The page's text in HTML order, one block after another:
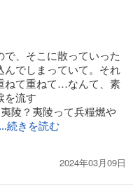
、そこに散っていった
んでしまっていて。それ
ねて重ねて…なんて、素
を流す
陵？夷陵って兵糧燃や
...続きを読む
2024年03月09日